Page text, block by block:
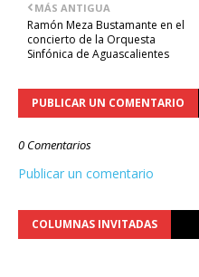
MÁS ANTIGUA
Ramón Meza Bustamante en el
concierto de la Orquesta
Sinfónica de Aguascalientes
PUBLICAR UN COMENTARIO
0 Comentarios
Publicar un comentario
COLUMNAS INVITADAS